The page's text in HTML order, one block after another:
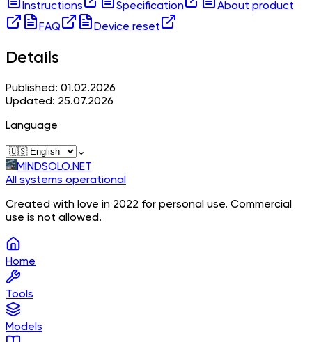
Instructions Specification
About product
FAQ
Device reset
Details
Published: 01.02.2026
Updated: 25.07.2026
Language
⌄
MINDSOLO.NET
All systems operational
Created with love in 2022 for personal use. Commercial
use is not allowed.
Home
Tools
Models